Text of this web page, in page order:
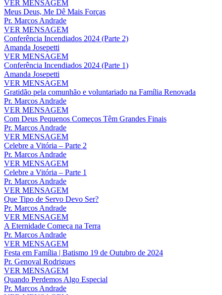
VER MENSAGEM
Meus Deus, Me Dê Mais Forças
Pr. Marcos Andrade
VER MENSAGEM
Conferência Incendiados 2024 (Parte 2)
Amanda Josepetti
VER MENSAGEM
Conferência Incendiados 2024 (Parte 1)
Amanda Josepetti
VER MENSAGEM
Gratidão pela comunhão e voluntariado na Família Renovada
Pr. Marcos Andrade
VER MENSAGEM
Com Deus Pequenos Começos Têm Grandes Finais
Pr. Marcos Andrade
VER MENSAGEM
Celebre a Vitória – Parte 2
Pr. Marcos Andrade
VER MENSAGEM
Celebre a Vitória – Parte 1
Pr. Marcos Andrade
VER MENSAGEM
Que Tipo de Servo Devo Ser?
Pr. Marcos Andrade
VER MENSAGEM
A Eternidade Começa na Terra
Pr. Marcos Andrade
VER MENSAGEM
Festa em Família | Batismo 19 de Outubro de 2024
Pr. Genoval Rodrigues
VER MENSAGEM
Quando Perdemos Algo Especial
Pr. Marcos Andrade